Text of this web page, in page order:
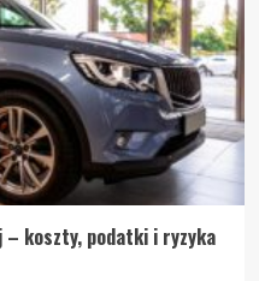
koszty, podatki i ryzyka